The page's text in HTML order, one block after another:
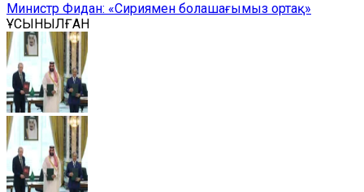
Министр Фидан: «Сириямен болашағымыз ортақ»
ҰСЫНЫЛҒАН